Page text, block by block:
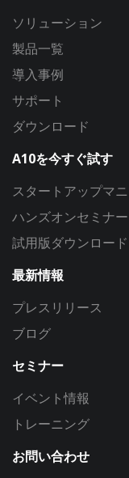
ソリューション
製品一覧
導入事例
サポート
ダウンロード
A10を今すぐ試す
スタートアップマ
ハンズオンセミナー
試用版ダウンロード
最新情報
プレスリリース
ブログ
セミナー
イベント情報
トレーニング
お問い合わせ